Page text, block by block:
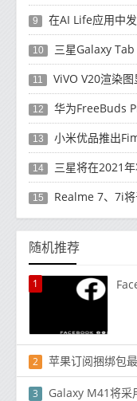
9 在AI Life应用中
10 三星Galaxy Tab
11 ViVO V20渲染图
12 华为FreeBuds
13 小米优品推出
14 三星将在2021
15 Realme 7、7i将于9
随机推荐
1
2 苹果订阅捆绑包
3 Galaxy M41将采用